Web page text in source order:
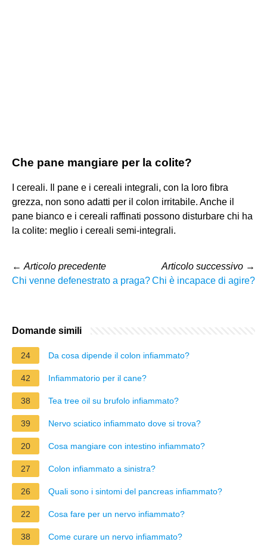
Che pane mangiare per la colite?
I cereali. Il pane e i cereali integrali, con la loro fibra
grezza, non sono adatti per il colon irritabile. Anche il
pane bianco e i cereali raffinati possono disturbare chi ha
la colite: meglio i cereali semi-integrali.
← Articolo precedente
Chi venne defenestrato a praga?
Articolo successivo →
Chi è incapace di agire?
Domande simili
24 Da cosa dipende il colon infiammato?
42 Infiammatorio per il cane?
38 Tea tree oil su brufolo infiammato?
39 Nervo sciatico infiammato dove si trova?
20 Cosa mangiare con intestino infiammato?
27 Colon infiammato a sinistra?
26 Quali sono i sintomi del pancreas infiammato?
22 Cosa fare per un nervo infiammato?
38 Come curare un nervo infiammato?